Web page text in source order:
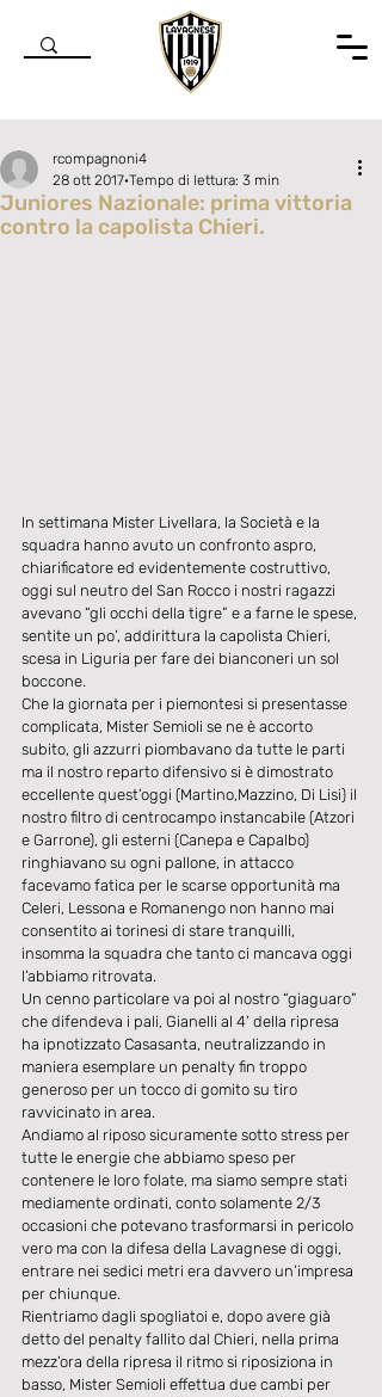
Juniores Nazionale: prima vittoria
contro la capolista Chieri.
rcompagnoni4
28 ott 2017 Tempo di lettura: 3 min
In settimana Mister Livellara, la Società e la
squadra hanno avuto un confronto aspro,
chiarificatore ed evidentemente costruttivo,
oggi sul neutro del San Rocco i nostri ragazzi
avevano “gli occhi della tigre” e a farne le spese,
sentite un po’, addirittura la capolista Chieri,
scesa in Liguria per fare dei bianconeri un sol
boccone.
Che la giornata per i piemontesi si presentasse
complicata, Mister Semioli se ne è accorto
subito, gli azzurri piombavano da tutte le parti
ma il nostro reparto difensivo si è dimostrato
eccellente quest’oggi (Martino,Mazzino, Di Lisi) il
nostro filtro di centrocampo instancabile (Atzori
e Garrone), gli esterni (Canepa e Capalbo)
ringhiavano su ogni pallone, in attacco
facevamo fatica per le scarse opportunità ma
Celeri, Lessona e Romanengo non hanno mai
consentito ai torinesi di stare tranquilli,
insomma la squadra che tanto ci mancava oggi
l’abbiamo ritrovata.
Un cenno particolare va poi al nostro “giaguaro”
che difendeva i pali, Gianelli al 4’ della ripresa
ha ipnotizzato Casasanta, neutralizzando in
maniera esemplare un penalty fin troppo
generoso per un tocco di gomito su tiro
ravvicinato in area.
Andiamo al riposo sicuramente sotto stress per
tutte le energie che abbiamo speso per
contenere le loro folate, ma siamo sempre stati
mediamente ordinati, conto solamente 2/3
occasioni che potevano trasformarsi in pericolo
vero ma con la difesa della Lavagnese di oggi,
entrare nei sedici metri era davvero un’impresa
per chiunque.
Rientriamo dagli spogliatoi e, dopo avere già
detto del penalty fallito dal Chieri, nella prima
mezz’ora della ripresa il ritmo si riposiziona in
basso, Mister Semioli effettua due cambi per